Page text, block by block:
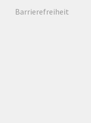
Barrierefreiheit